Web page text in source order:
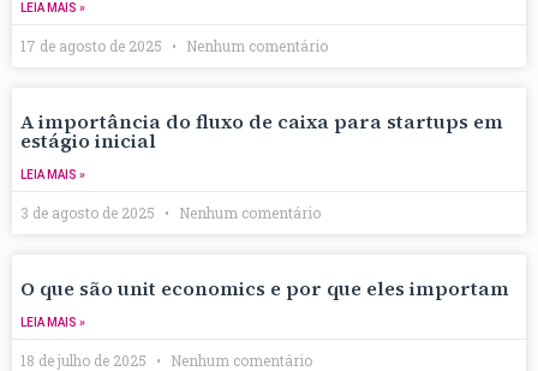
LEIA MAIS »
17 de agosto de 2025 Nenhum comentário
A importância do fluxo de caixa para startups em
estágio inicial
LEIA MAIS »
3 de agosto de 2025 Nenhum comentário
O que são unit economics e por que eles importam
LEIA MAIS »
18 de julho de 2025 Nenhum comentário